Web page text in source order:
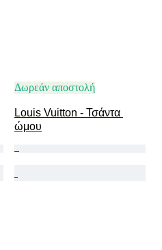
Δωρεάν αποστολή
Louis Vuitton - Τσάντα
ώμου